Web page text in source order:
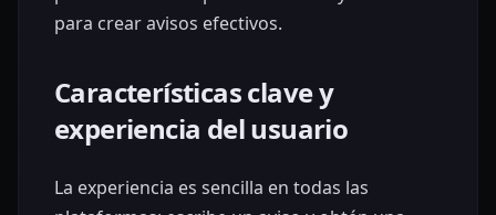
para crear avisos efectivos.
Características clave y
experiencia del usuario
La experiencia es sencilla en todas las